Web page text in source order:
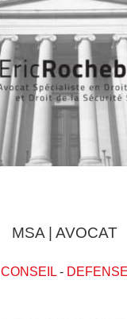
MSA | AVOCAT
CONSEIL- DEFENSE